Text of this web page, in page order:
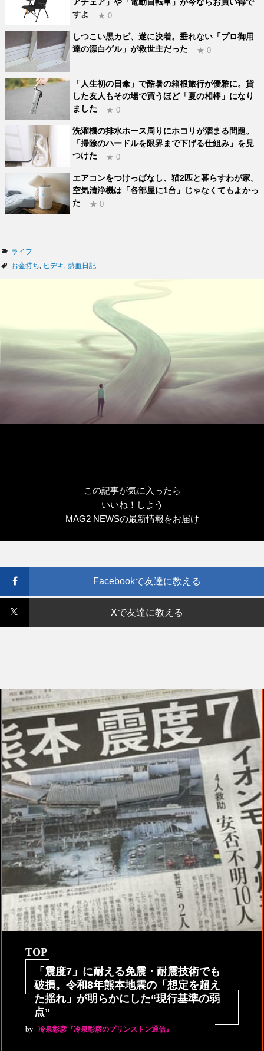
すよ
★ 0
しつこい黒カビ、遂に決着。垂れない「プロ御用
達の漂白ゲル」が救世主だった
★ 0
「人生初の日傘」で酷暑の箱根旅行が優雅に。貸
した友人もその場で買うほど「夏の相棒」になり
ました
★ 0
洗濯機の排水ホース周りにホコリが溜まる問題。
「掃除のハードルを限界まで下げる仕組み」を見
つけた
★ 0
エアコンをつけっぱなし、猫2匹と暮らすわが家。
空気清浄機は「各部屋に1台」じゃなくてもよかっ
た
★ 0
カ
テ
ライフ
タ
お金持ち ヒデキ 熱血日記
この記事が気に入ったら
いいね！しよう
MAG2 NEWSの最新情報をお届け
Facebookで友達に教える
Xで友達に教える
TOP
「震度7」に耐える免震・耐震技術でも
破損。令和8年熊本地震の「想定を超え
た揺れ」が明らかにした“現行基準の弱
点”
by 冷泉彰彦『冷泉彰彦のプリンストン通信』